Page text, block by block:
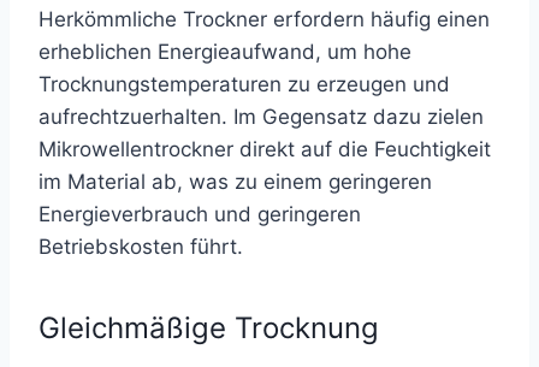
Herkömmliche Trockner erfordern häufig einen
erheblichen Energieaufwand, um hohe
Trocknungstemperaturen zu erzeugen und
aufrechtzuerhalten. Im Gegensatz dazu zielen
Mikrowellentrockner direkt auf die Feuchtigkeit
im Material ab, was zu einem geringeren
Energieverbrauch und geringeren
Betriebskosten führt.
Gleichmäßige Trocknung